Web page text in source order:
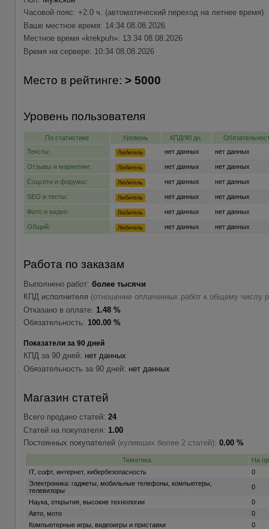
Часовой пояс: +2.0 ч. (автоматический переход на летнее время)
Ваше местное время: 14:34 08.08.2026
Местное время «krekpuh»: 13:34 08.08.2026
Время на сервере: 10:34 08.08.2026
Место в рейтинге: > 5000
Уровень пользователя
По статистике Уровень КПД/90 дн.
Тексты:
Любитель нет данных нет данных
Отзывы и маркетинг: Любитель нет данных нет данных
Соцсети и форумы: Любитель нет данных нет данных
SEO и тесты: Любитель нет данных нет данных
Фото и видео: Любитель нет данных нет данных
Общий: Любитель нет данных нет данных
Работа по заказам
Выполнено работ: более тысячи
КПД исполнителя (отношение оплаченных работ к общему числу
Отказано в оплате: 1.48 %
Обязательность: 100.00 %
Показатели за 90 дней
КПД за 90 дней: нет данных
Обязательность за 90 дней: нет данных
Магазин статей
Всего продано статей: 24
Статей на покупателя: 1.00
Постоянных покупателей (купивших более 2 статей): 0.00 %
Тематика
На
IT, софт, интернет, кибербезопасность
0
Электроника: гаджеты, мобильные телефоны, компьютеры,
телевизоры
0
Наука, открытия, высокие технологии
0
Авто, мото
0
Компьютерные игры, видеоигры и приставки
0